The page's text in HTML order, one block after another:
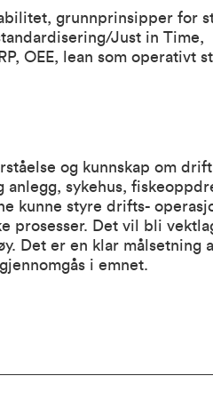
grunnprinsipper for
Just in Time,
OEE, lean som operativt
og kunnskap om drift
sykehus,
kunne styre drifts-
prosesser. Det vil bli
Det er en klar målsetning
i emnet.